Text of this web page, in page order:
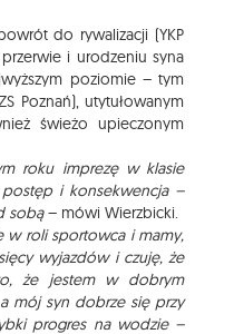
do rywalizacji (YKP
i urodzeniu syna
poziomie – tym
Poznań), utytułowanym
świeżo upieczonym
roku imprezę w klasie
i konsekwencja –
sobą– mówi Wierzbicki.
w roli sportowca i mamy,
wyjazdów i czuję, że
że jestem w dobrym
mój syn dobrze się przy
progres na wodzie –